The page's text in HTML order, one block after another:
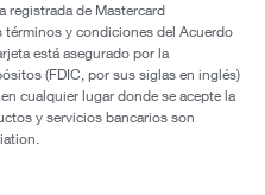
registrada de Mastercard
y condiciones del Acuerdo
está asegurado por la
(FDIC, por sus siglas en inglés)
cualquier lugar donde se acepte la
y servicios bancarios son